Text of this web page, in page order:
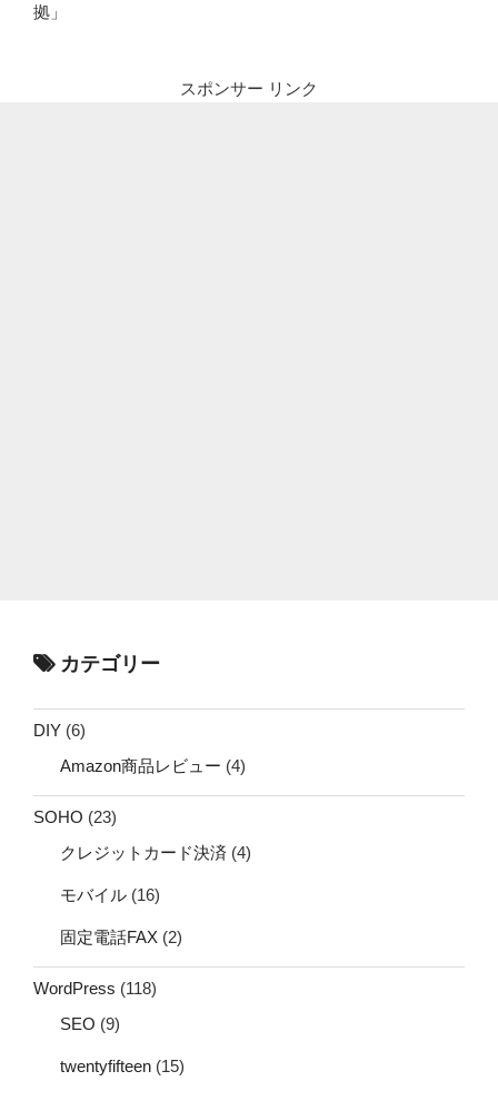
拠」
スポンサー リンク
カテゴリー
DIY (6)
Amazon商品レビュー (4)
SOHO (23)
クレジットカード決済 (4)
モバイル (16)
固定電話FAX (2)
WordPress (118)
SEO (9)
twentyfifteen (15)